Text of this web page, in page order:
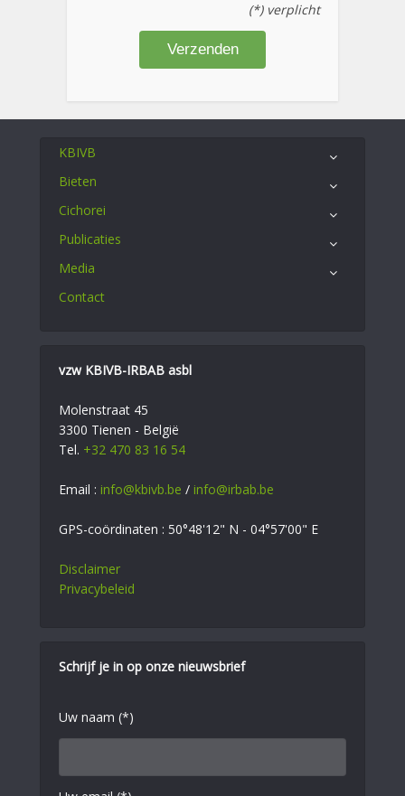
(*) verplicht
KBIVB
Bieten
Cichorei
Publicaties
Media
Contact
vzw KBIVB-IRBAB asbl
Molenstraat 45
3300 Tienen - België
Tel. +32 470 83 16 54
Email : info@kbivb.be / info@irbab.be
GPS-coördinaten : 50°48'12" N - 04°57'00" E
Disclaimer
Privacybeleid
Schrijf je in op onze nieuwsbrief
Uw naam (*)